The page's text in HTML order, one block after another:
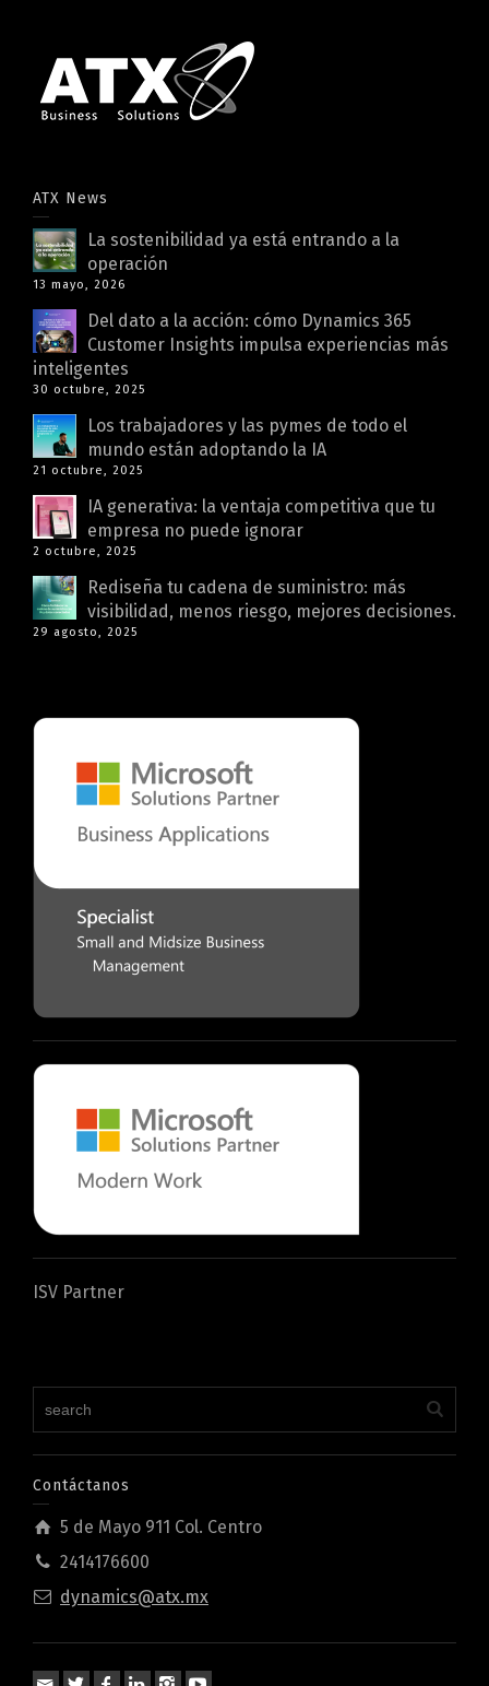
ATX News
La sostenibilidad ya está entrando a la
operación
13 mayo, 2026
Del dato a la acción: cómo Dynamics 365
Customer Insights impulsa experiencias más
inteligentes
30 octubre, 2025
Los trabajadores y las pymes de todo el
mundo están adoptando la IA
21 octubre, 2025
IA generativa: la ventaja competitiva que tu
empresa no puede ignorar
2 octubre, 2025
Rediseña tu cadena de suministro: más
visibilidad, menos riesgo, mejores decisiones.
29 agosto, 2025
ISV Partner
Contáctanos
5 de Mayo 911 Col. Centro
2414176600
dynamics@atx.mx